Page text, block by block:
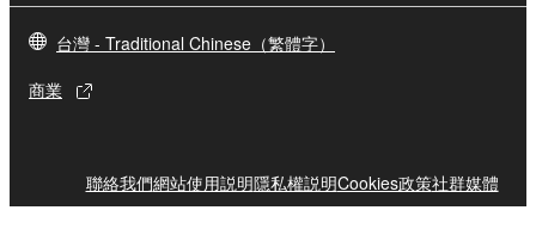
台灣 - Traditional Chinese（繁體字）
商業
聯絡我們網站使用説明隱私權説明Cookies政策社群媒體